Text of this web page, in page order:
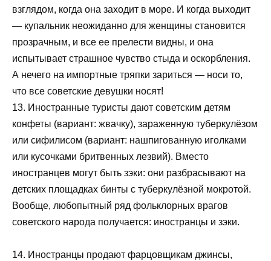
взглядом, когда она заходит в море. И когда выходит
— купальник неожиданно для женщины становится
прозрачным, и все ее прелести видны, и она
испытывает страшное чувство стыда и оскорбления.
А нечего на импортные тряпки зариться — носи то,
что все советские девушки носят!
13. Иностранные туристы дают советским детям
конфеты (вариант: жвачку), зараженную туберкулёзом
или сифилисом (вариант: нашпигованную иголками
или кусочками бритвенных лезвий). Вместо
иностранцев могут быть зэки: они разбрасывают на
детских площадках бинты с туберкулёзной мокротой.
Вообще, любопытный ряд фольклорных врагов
советского народа получается: иностранцы и зэки.
14. Иностранцы продают фарцовщикам джинсы,